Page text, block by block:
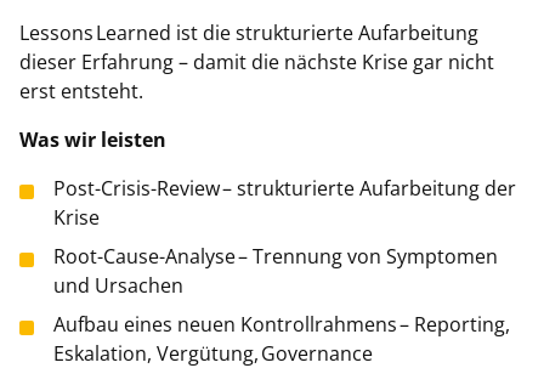
Lessons Learned ist die strukturierte Aufarbeitung
dieser Erfahrung – damit die nächste Krise gar nicht
erst entsteht.
Was wir leisten
Post-Crisis-Review – strukturierte Aufarbeitung der
Krise
Root-Cause-Analyse – Trennung von Symptomen
und Ursachen
Aufbau eines neuen Kontrollrahmens – Reporting,
Eskalation, Vergütung, Governance